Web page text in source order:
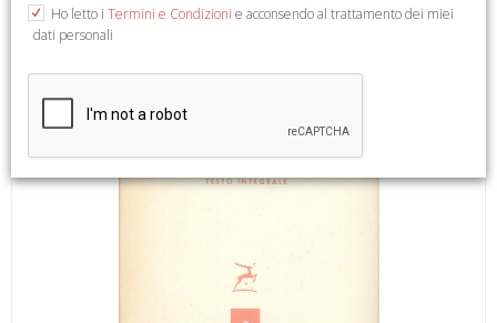
Ho letto i Termini e Condizioni e acconsendo al trattamento dei miei
dati personali